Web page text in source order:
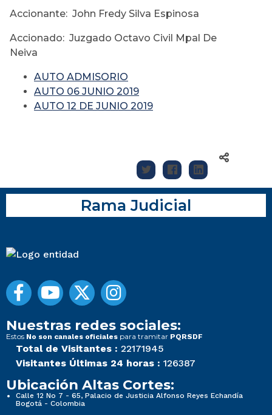
Accionante: John Fredy Silva Espinosa
Accionado: Juzgado Octavo Civil Mpal De
Neiva
AUTO ADMISORIO
AUTO 06 JUNIO 2019
AUTO 12 DE JUNIO 2019
Rama Judicial
Nuestras redes sociales:
Estos No son canales oficiales para tramitar PQRSDF
Total de Visitantes : 22171945
Visitantes Últimas 24 horas : 126387
Ubicación Altas Cortes:
Calle 12 No 7 - 65, Palacio de Justicia Alfonso Reyes Echandía
Bogotá - Colombia